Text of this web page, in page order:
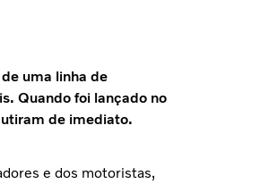
uma linha de
Quando foi lançado no
de imediato.
e dos motoristas,